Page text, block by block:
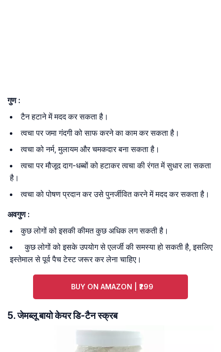
गुण :
टैन हटाने में मदद कर सकता है।
त्वचा पर जमा गंदगी को साफ करने का काम कर सकता है।
त्वचा को नर्म, मुलायम और चमकदार बना सकता है।
त्वचा पर मौजूद दाग-धब्बों को हटाकर त्वचा की रंगत में सुधार ला सकता
है।
त्वचा को पोषण प्रदान कर उसे पुनर्जीवित करने में मदद कर सकता है।
अवगुण :
कुछ लोगों को इसकी कीमत कुछ अधिक लग सकती है।
कुछ लोगों को इसके उपयोग से एलर्जी की समस्या हो सकती है, इसलिए
इस्तेमाल से पूर्व पैच टेस्ट जरूर कर लेना चाहिए।
BUY ON AMAZON | ₹299
5. जेमब्लू बायो केयर डि-टैन स्क्रब